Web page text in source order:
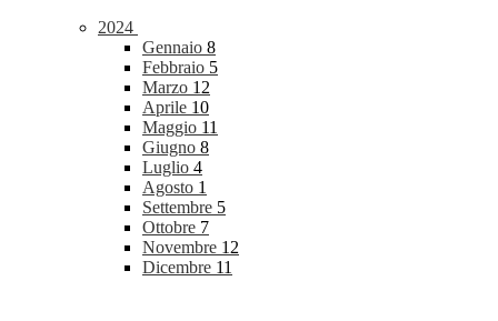
2024
Gennaio 8
Febbraio 5
Marzo 12
Aprile 10
Maggio 11
Giugno 8
Luglio 4
Agosto 1
Settembre 5
Ottobre 7
Novembre 12
Dicembre 11